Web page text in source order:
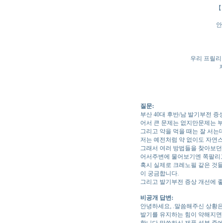
우리 프릴
질문:
부산 40대 후반/남 발기부전
어서 큰 문제는 없지만문제는
그리고 약을 먹을 때는 잘 서
저는 예전처럼 약 없이도 자연
그래서 여러 방법들을 찾아보
어서주변에 물어보기엔 쪽팔
혹시 실제로 크레노필 같은 것
이 궁금합니다.
그리고 발기부전 증상 개선에
비공개 답변:
안녕하세요, .말씀해주신 상황
발기를 유지하는 힘이 약해지